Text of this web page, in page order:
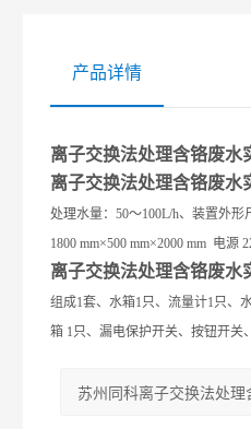
产品详情
离子交换法处理含铬废水
离子交换法处理含铬废水
处理水量：50～100L/h、装置外形
1800 mm×500 mm×2000 mm 电源
离子交换法处理含铬废水
组成1套、水箱1只、流量计1只、
箱 1只、漏电保护开关、按钮开关